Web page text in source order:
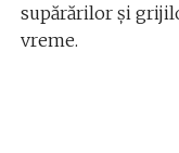
supărărilor și
vreme.